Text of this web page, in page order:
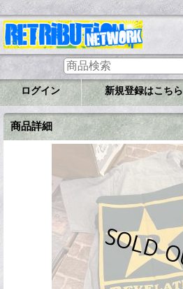
ログイン 新規登録はこちら
商品詳細